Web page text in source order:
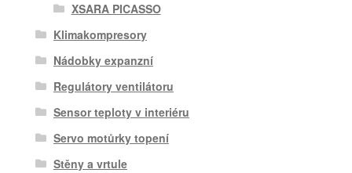
XSARA PICASSO
Klimakompresory
Nádobky expanzní
Regulátory ventilátoru
Sensor teploty v interiéru
Servo motůrky topení
Stěny a vrtule